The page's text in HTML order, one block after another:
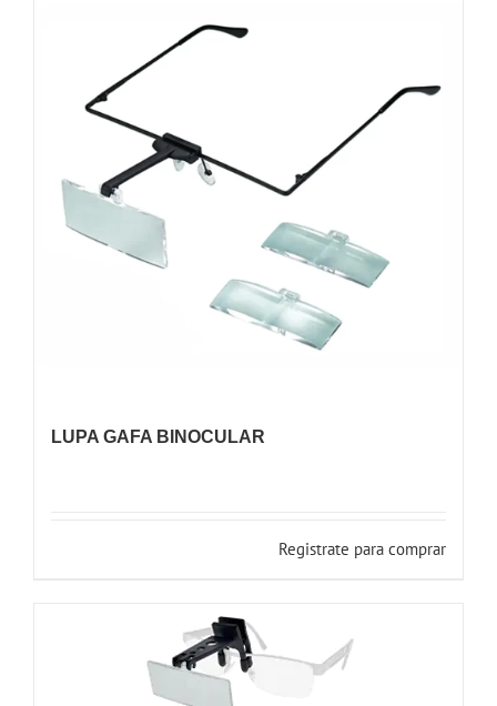
LUPA GAFA BINOCULAR
Registrate para comprar